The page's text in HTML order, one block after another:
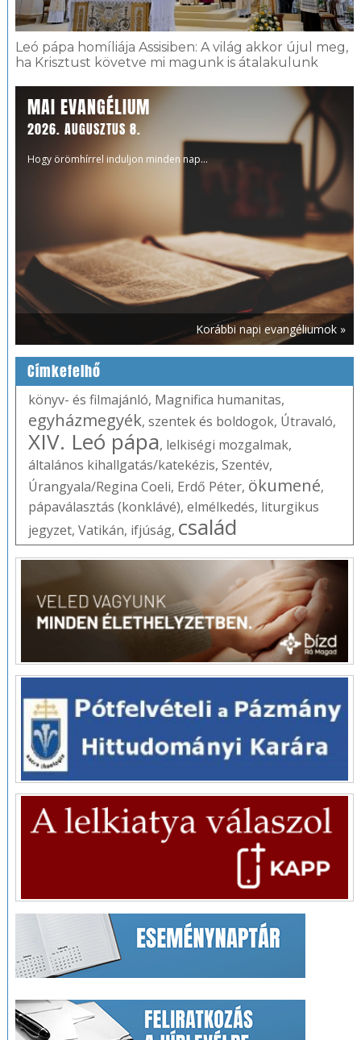
Leó pápa homíliája Assisiben: A világ akkor újul meg,
ha Krisztust követve mi magunk is átalakulunk
MAI EVANGÉLIUM
2026. AUGUSZTUS 8.
Hogy örömhírrel induljon minden nap...
Korábbi napi evangéliumok »
Címkefelhő
könyv- és filmajánló, Magnifica humanitas,
egyházmegyék, szentek és boldogok, Útravaló,
XIV. Leó pápa, lelkiségi mozgalmak,
általános kihallgatás/katekézis, Szentév,
Úrangyala/Regina Coeli, Erdő Péter, ökumené,
pápaválasztás (konklávé), elmélkedés, liturgikus
jegyzet, Vatikán, ifjúság, család